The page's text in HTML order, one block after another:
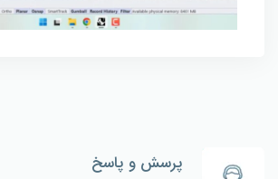
پرسش و پاسخ